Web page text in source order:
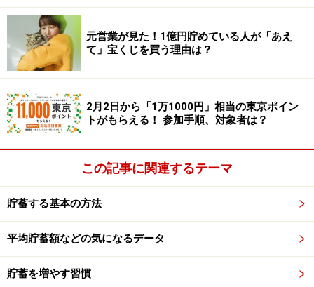
ずに飲み込んでしまう」ような食事です。
咀嚼には脳の活性化やリラックス効果があります。過去
に何度か「お金持ちになる人は息抜きが上手だぞ！」
いう話をしてきましたが、よく噛んで食事することは、
良い息抜きにもなるわけですね。
また、咀嚼には発がん性物質の毒性を和らげる効果も期
待できるのだとか（2）。逆にいえば、早食いは「毒を
そのまま身体に取り込んでしまう」行為ともいえるわけ
です。
最近は、大して噛まないでも食べられる食品がかなり増
えました。その影響もあり、早食いが横行し、本来の食
元営業が見た！1億円貯めている人が「あえ
て」宝くじを買う理由は？
2月2日から「1万1000円」相当の東京ポイン
トがもらえる！ 参加手順、対象者は？
この記事に関連するテーマ
貯蓄する基本の方法
平均貯蓄額などの気になるデータ
貯蓄を増やす習慣